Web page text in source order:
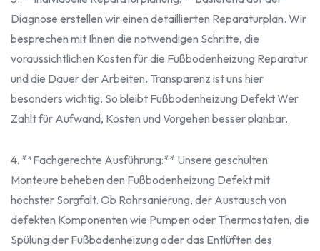
Diagnose erstellen wir einen detaillierten Reparaturplan. Wir
besprechen mit Ihnen die notwendigen Schritte, die
voraussichtlichen Kosten für die Fußbodenheizung Reparatur
und die Dauer der Arbeiten. Transparenz ist uns hier
besonders wichtig. So bleibt Fußbodenheizung Defekt Wer
Zahlt für Aufwand, Kosten und Vorgehen besser planbar.
4. **Fachgerechte Ausführung:** Unsere geschulten
Monteure beheben den Fußbodenheizung Defekt mit
höchster Sorgfalt. Ob Rohrsanierung, der Austausch von
defekten Komponenten wie Pumpen oder Thermostaten, die
Spülung der Fußbodenheizung oder das Entlüften des